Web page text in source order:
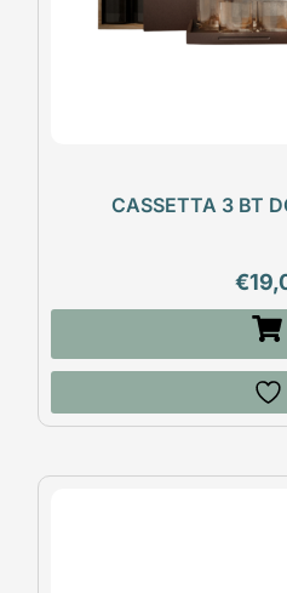
CASSETTA 3 BT
€